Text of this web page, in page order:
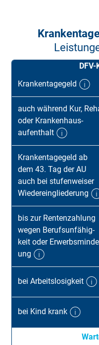
Krankentagegeld
auch während Kur,
oder Kranken­haus­
aufenthalt
Krankentagegeld ab
dem 43. Tag der AU
auch bei stufen­wei­ser
Wieder­ein­glieder­ung
bis zur Renten­zahl­ung
wegen Berufs­unfähig­
keit oder
ung
bei Arbeitslosigkeit
bei Kind krank